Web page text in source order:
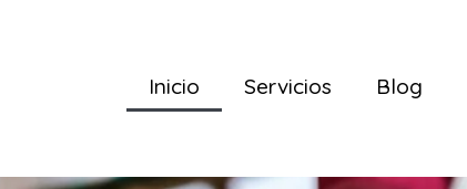
Inicio Servicios Blog